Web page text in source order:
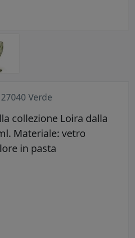
Verde
collezione Loira dalla
Materiale: vetro
in pasta